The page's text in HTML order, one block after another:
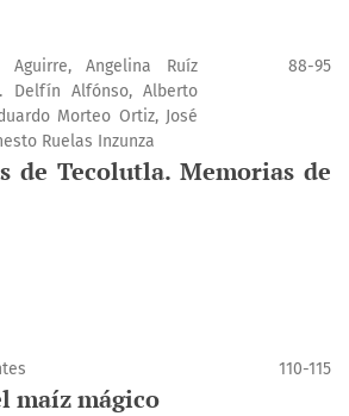
Aguirre, Angelina Ruíz
Delfín Alfónso, Alberto
Morteo Ortiz, José
Ruelas Inzunza
88-95
de Tecolutla. Memorias de
110-115
maíz mágico